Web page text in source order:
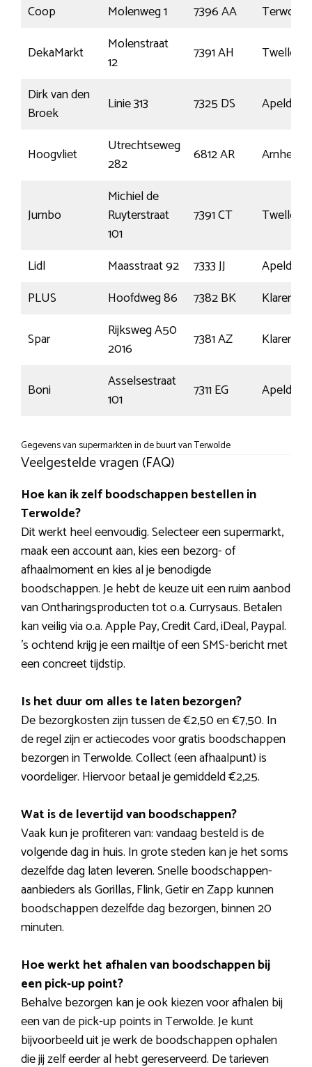
Coop
Molenweg 1 7396 AA
Terwolde
DekaMarkt
Molenstraat
12
7391 AH
Twello
Dirk van den
Broek
Linie 313 7325 DS
Hoogvliet
Utrechtseweg
282
6812 AR Arnhem
Jumbo
Michiel de
Ruyterstraat
101
7391 CT Twello
Lidl Maasstraat 92 7333 JJ
PLUS
Hoofdweg 86 7382 BK
Spar
Rijksweg A50
2016
7381 AZ
Boni
Asselsestraat
101
7311 EG
Gegevens van supermarkten in de buurt van Terwolde
Veelgestelde vragen (FAQ)
Hoe kan ik zelf boodschappen bestellen in
Terwolde?
Dit werkt heel eenvoudig. Selecteer een supermarkt,
maak een account aan, kies een bezorg- of
afhaalmoment en kies al je benodigde
boodschappen. Je hebt de keuze uit een ruim aanbod
van Ontharingsproducten tot o.a. Currysaus. Betalen
kan veilig via o.a. Apple Pay, Credit Card, iDeal, Paypal.
’s ochtend krijg je een mailtje of een SMS-bericht met
een concreet tijdstip.
Is het duur om alles te laten bezorgen?
De bezorgkosten zijn tussen de €2,50 en €7,50. In
de regel zijn er actiecodes voor gratis boodschappen
bezorgen in Terwolde. Collect (een afhaalpunt) is
voordeliger. Hiervoor betaal je gemiddeld €2,25.
Wat is de levertijd van boodschappen?
Vaak kun je profiteren van: vandaag besteld is de
volgende dag in huis. In grote steden kan je het soms
dezelfde dag laten leveren. Snelle boodschappen-
aanbieders als Gorillas, Flink, Getir en Zapp kunnen
boodschappen dezelfde dag bezorgen, binnen 20
minuten.
Hoe werkt het afhalen van boodschappen bij
een pick-up point?
Behalve bezorgen kan je ook kiezen voor afhalen bij
een van de pick-up points in Terwolde. Je kunt
bijvoorbeeld uit je werk de boodschappen ophalen
die jij zelf eerder al hebt gereserveerd. De tarieven